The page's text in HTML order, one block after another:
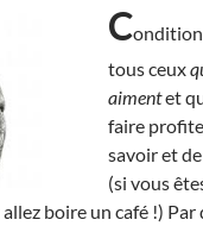
C
tous ceux
aimentet
faire
savoir et
(si vous
boire un café !) Par